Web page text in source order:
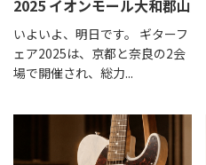
2025 イオンモール大和郡山
いよいよ、明日です。 ギターフ
ェア2025は、京都と奈良の2会
場で開催され、総力...